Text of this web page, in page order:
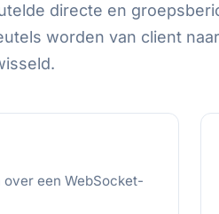
directe en
worden van client
een WebSocket-